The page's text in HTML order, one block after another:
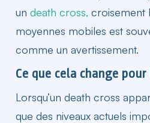
un death cross, croisement
moyennes mobiles est
comme un avertissement.
Ce que cela change
Lorsqu’un death cross
que des niveaux actuels